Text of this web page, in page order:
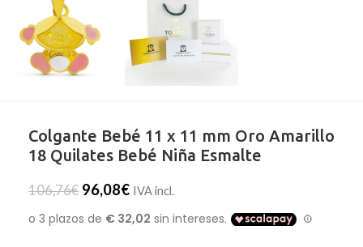
Colgante Bebé 11 x 11 mm Oro Amarillo
18 Quilates Bebé Niña Esmalte
106,76€ 96,08€ IVA incl.